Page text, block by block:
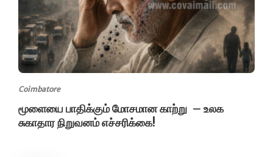
Coimbatore
மூளையை பாதிக்கும் மோசமான காற்று – உலக
சுகாதார நிறுவனம் எச்சரிக்கை!